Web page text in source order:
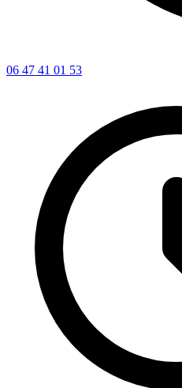
06 47 41 01 53